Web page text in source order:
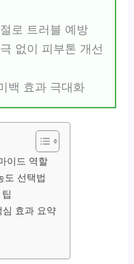
로 트러블 예방
없이 피부톤 개선
백 효과 극대화
이드 역할
도 선택법
효과 요약